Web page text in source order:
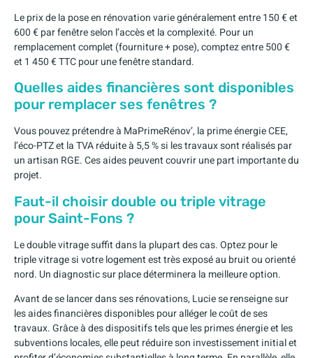
Le prix de la pose en rénovation varie généralement entre 150 € et
600 € par fenêtre selon l’accès et la complexité. Pour un
remplacement complet (fourniture + pose), comptez entre 500 €
et 1 450 € TTC pour une fenêtre standard.
Quelles aides financières sont disponibles
pour remplacer ses fenêtres ?
Vous pouvez prétendre à MaPrimeRénov’, la prime énergie CEE,
l’éco-PTZ et la TVA réduite à 5,5 % si les travaux sont réalisés par
un artisan RGE. Ces aides peuvent couvrir une part importante du
projet.
Faut-il choisir double ou triple vitrage
pour Saint-Fons ?
Le double vitrage suffit dans la plupart des cas. Optez pour le
triple vitrage si votre logement est très exposé au bruit ou orienté
nord. Un diagnostic sur place déterminera la meilleure option.
Avant de se lancer dans ses rénovations, Lucie se renseigne sur
les aides financières disponibles pour alléger le coût de ses
travaux. Grâce à des dispositifs tels que les primes énergie et les
subventions locales, elle peut réduire son investissement initial et